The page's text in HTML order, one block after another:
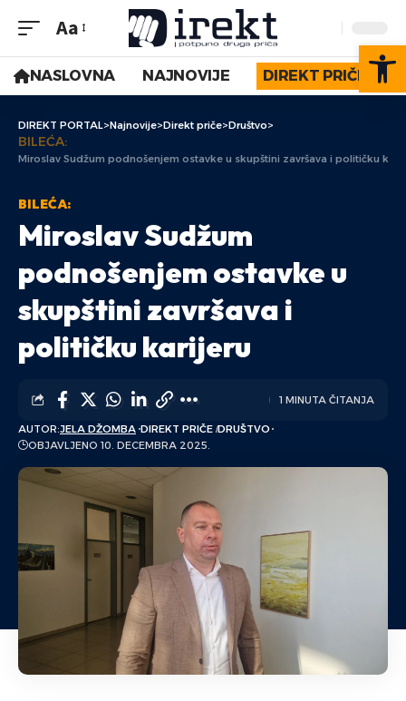
Aa
NASLOVNA NAJNOVIJE DIREKT PRIČE
DIREKT PORTAL>Najnovije>Direkt priče>Društvo>
BILEĆA:
Miroslav Sudžum podnošenjem ostavke u skupštini završava i političku
BILEĆA:
Miroslav Sudžum
podnošenjem ostavke u
skupštini završava i
političku karijeru
AUTOR:JELA DŽOMBA DIREKT PRIČE DRUŠTVO
OBJAVLJENO 10. DECEMBRA 2025.
1 MINUTA ČITANJA